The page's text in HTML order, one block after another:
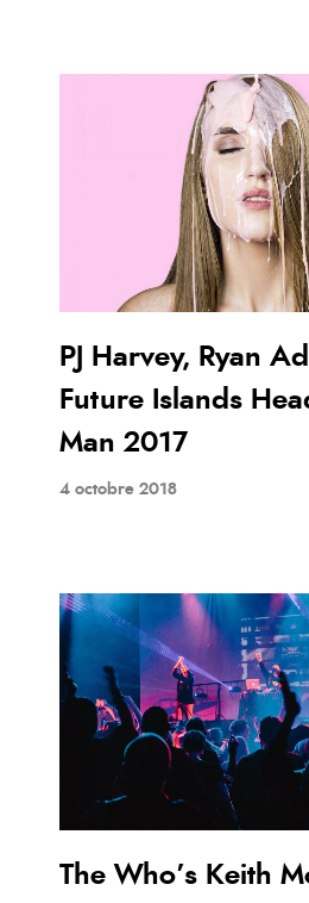
PJ Harvey, Ryan
Future Islands
Man 2017
4 octobre 2018
The Who’s Keith